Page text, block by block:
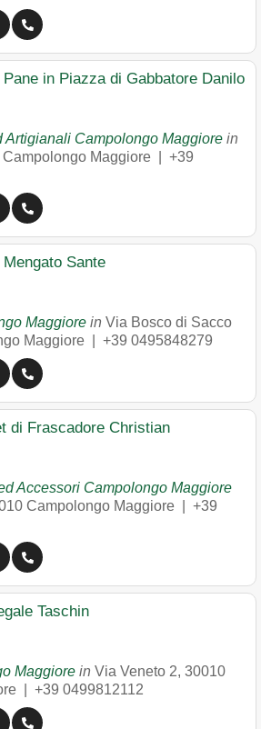
in Piazza di Gabbatore Danilo
Artigianali Campolongo Maggiore in
Campolongo Maggiore
+39
Sante
Maggiore in Via Bosco di Sacco
Maggiore +39 0495848279
di Frascadore Christian
Accessori Campolongo Maggiore
Campolongo Maggiore
+39
Taschin
Maggiore in Via Veneto 2, 30010
+39 0499812112